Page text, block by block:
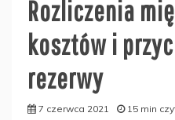
Rozliczenia
kosztów i
rezerwy
7 czerwca 2021 15 min